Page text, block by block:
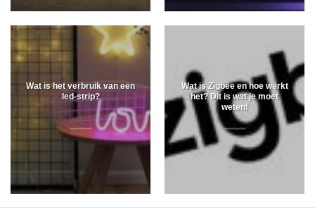
Wat is het verbruik van een
led-strip?
Wat is Zigbee en hoe werkt
het? Dit is wat je moet
weten!